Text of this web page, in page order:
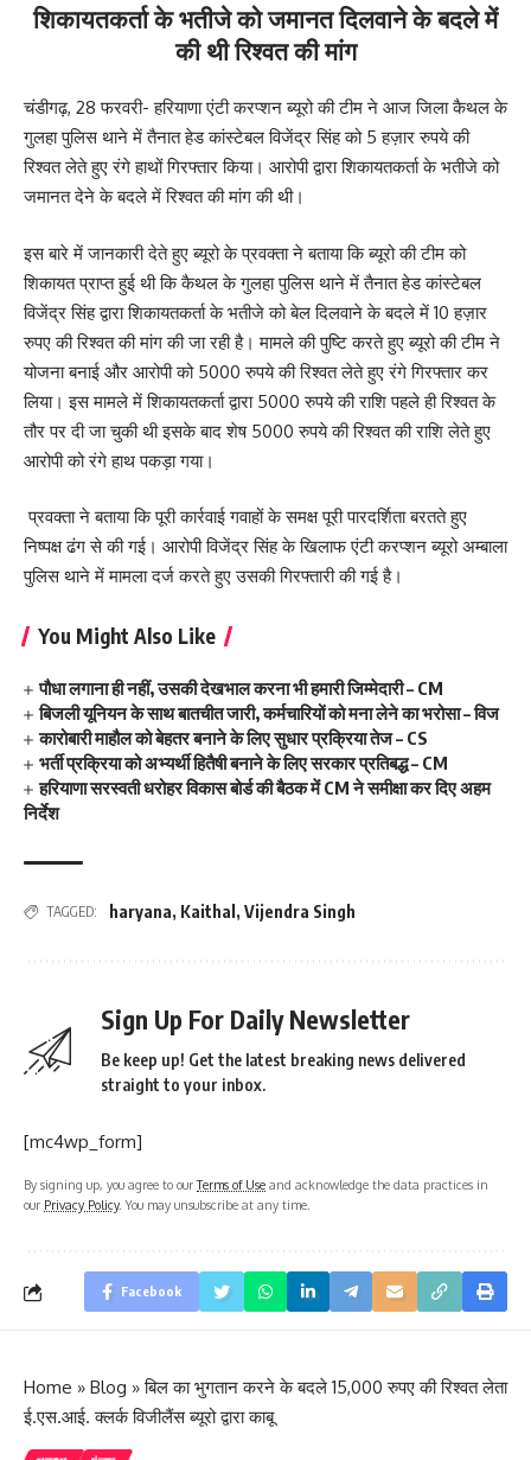
शिकायतकर्ता के भतीजे को जमानत दिलवाने के बदले में
की थी रिश्वत की मांग
चंडीगढ़, 28 फरवरी- हरियाणा एंटी करप्शन ब्यूरो की टीम ने आज जिला कैथल के
गुलहा पुलिस थाने में तैनात हेड कांस्टेबल विजेंद्र सिंह को 5 हज़ार रुपये की
रिश्वत लेते हुए रंगे हाथों गिरफ्तार किया। आरोपी द्वारा शिकायतकर्ता के भतीजे को
जमानत देने के बदले में रिश्वत की मांग की थी।
इस बारे में जानकारी देते हुए ब्यूरो के प्रवक्ता ने बताया कि ब्यूरो की टीम को
शिकायत प्राप्त हुई थी कि कैथल के गुलहा पुलिस थाने में तैनात हेड कांस्टेबल
विजेंद्र सिंह द्वारा शिकायतकर्ता के भतीजे को बेल दिलवाने के बदले में 10 हज़ार
रुपए की रिश्वत की मांग की जा रही है। मामले की पुष्टि करते हुए ब्यूरो की टीम ने
योजना बनाई और आरोपी को 5000 रुपये की रिश्वत लेते हुए रंगे गिरफ्तार कर
लिया। इस मामले में शिकायतकर्ता द्वारा 5000 रुपये की राशि पहले ही रिश्वत के
तौर पर दी जा चुकी थी इसके बाद शेष 5000 रुपये की रिश्वत की राशि लेते हुए
आरोपी को रंगे हाथ पकड़ा गया।
प्रवक्ता ने बताया कि पूरी कार्रवाई गवाहों के समक्ष पूरी पारदर्शिता बरतते हुए
निष्पक्ष ढंग से की गई। आरोपी विजेंद्र सिंह के खिलाफ एंटी करप्शन ब्यूरो अम्बाला
पुलिस थाने में मामला दर्ज करते हुए उसकी गिरफ्तारी की गई है।
You Might Also Like
पौधा लगाना ही नहीं, उसकी देखभाल करना भी हमारी जिम्मेदारी – CM
बिजली यूनियन के साथ बातचीत जारी, कर्मचारियों को मना लेने का भरोसा – विज
कारोबारी माहौल को बेहतर बनाने के लिए सुधार प्रक्रिया तेज – CS
भर्ती प्रक्रिया को अभ्यर्थी हितैषी बनाने के लिए सरकार प्रतिबद्ध – CM
हरियाणा सरस्वती धरोहर विकास बोर्ड की बैठक में CM ने समीक्षा कर दिए अहम
निर्देश
TAGGED: haryana, Kaithal , Vijendra Singh
Sign Up For Daily Newsletter
Be keep up! Get the latest breaking news delivered
straight to your inbox.
[mc4wp_form]
By signing up, you agree to ourTerms of Use and acknowledge the data practices in
our Privacy Policy. You may unsubscribe at any time.
Facebook
Home » Blog »बिल का भुगतान करने के बदले 15,000 रुपए की रिश्वत लेता
ई.एस.आई. क्लर्क विजीलैंस ब्यूरो द्वारा काबू